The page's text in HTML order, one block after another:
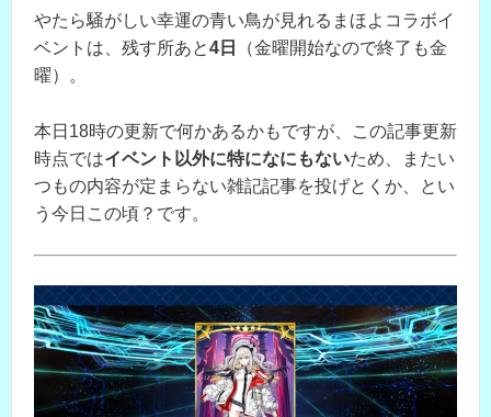
やたら騒がしい幸運の青い鳥が見れるまほよコラボイ
ベントは、残す所あと4日
（金曜開始なので終了も金
曜）。
本日18時の更新で何かあるかもですが、この記事更新
時点ではイベント以外に特になにもないため、またい
つもの内容が定まらない雑記記事を投げとくか、とい
う今日この頃？です。